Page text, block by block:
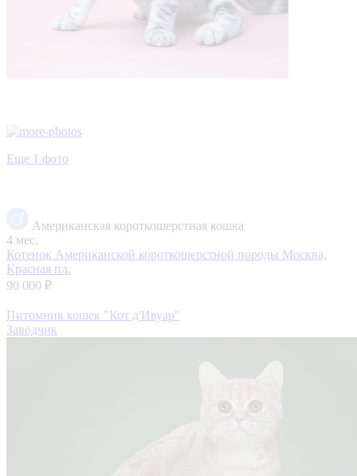
Еще 1 фото
Американская короткошерстная кошка
4 мес.
Котенок Американской короткошерстной породы Москва,
Красная пл.
90 000 ₽
Питомник кошек "Кот д'Ивуар"
Заводчик